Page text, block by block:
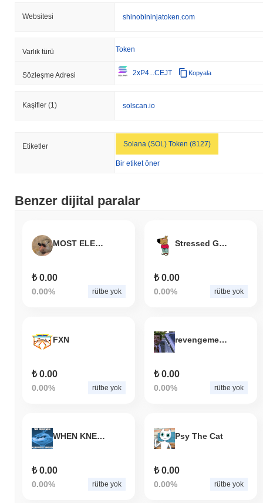
Websitesi shinobininjatoken.com
Varlık türü Token
Sözleşme Adresi 2xP4...CEJT Kopyala
Kaşifler (1) solscan.io
Etiketler Solana (SOL) Token (8127)
Bir etiket öner
Benzer dijital paralar
MOST ELEGANT MONKEY EVER
₺ 0.00
0.00% rütbe yok
Stressed Guy
₺ 0.00
0.00% rütbe yok
FXN
₺ 0.00
0.00% rütbe yok
revengememe
₺ 0.00
0.00% rütbe yok
WHEN KNEE SURGERY IS TOMORROW
₺ 0.00
0.00% rütbe yok
Psy The Cat
₺ 0.00
0.00% rütbe yok